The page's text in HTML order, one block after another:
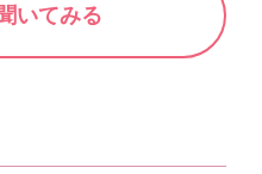
いてみる